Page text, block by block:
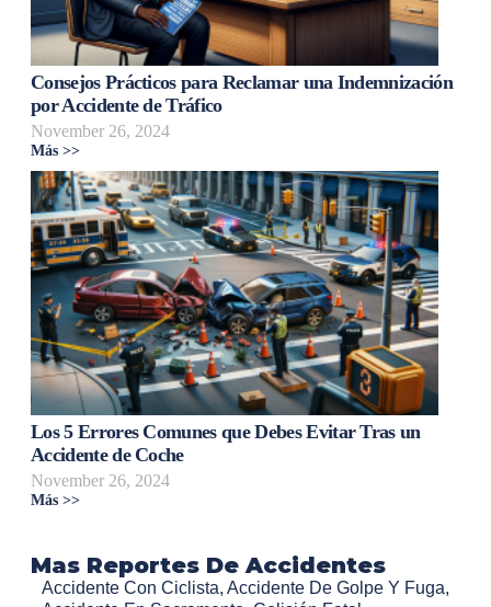
Consejos Prácticos para Reclamar una Indemnización
por Accidente de Tráfico
November 26, 2024
Más >>
Los 5 Errores Comunes que Debes Evitar Tras un
Accidente de Coche
November 26, 2024
Más >>
Mas Reportes De Accidentes
Accidente Con Ciclista, Accidente De Golpe Y Fuga,